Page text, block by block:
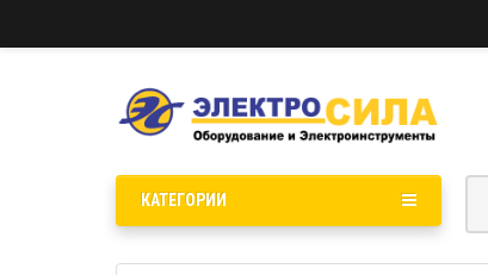
КАТЕГОРИИ